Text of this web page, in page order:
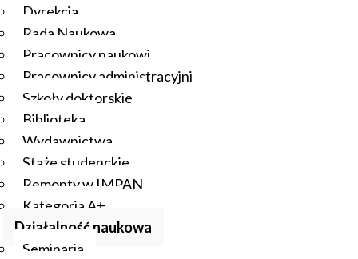
Dyrekcja
Rada Naukowa
Pracownicy naukowi
Pracownicy administracyjni
Szkoły doktorskie
Biblioteka
Wydawnictwa
Staże studenckie
Remonty w IMPAN
Kategoria A+
Działalność naukowa
Seminaria